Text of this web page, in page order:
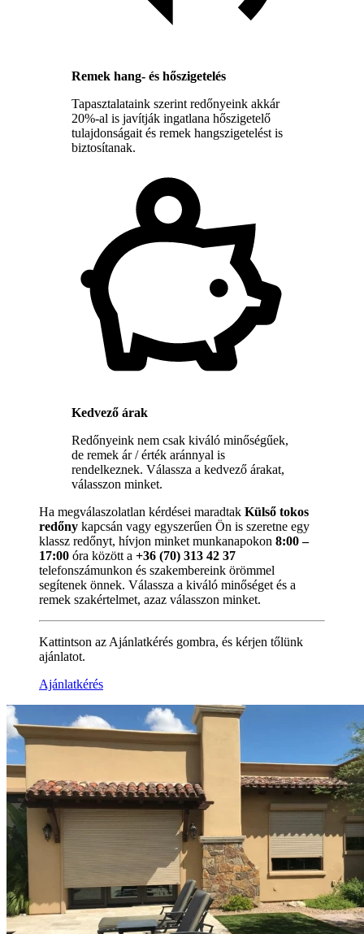
Remek hang- és hőszigetelés
Tapasztalataink szerint redőnyeink akkár
20%-al is javítják ingatlana hőszigetelő
tulajdonságait és remek hangszigetelést is
biztosítanak.
Kedvező árak
Redőnyeink nem csak kiváló minőségűek,
de remek ár / érték aránnyal is
rendelkeznek. Válassza a kedvező árakat,
válasszon minket.
Ha megválaszolatlan kérdései maradtak Külső tokos
redőny kapcsán vagy egyszerűen Ön is szeretne egy
klassz redőnyt, hívjon minket munkanapokon 8:00 –
17:00 óra között a +36 (70) 313 42 37
telefonszámunkon és szakembereink örömmel
segítenek önnek. Válassza a kiváló minőséget és a
remek szakértelmet, azaz válasszon minket.
Kattintson az Ajánlatkérés gombra, és kérjen tőlünk
ajánlatot.
Ajánlatkérés